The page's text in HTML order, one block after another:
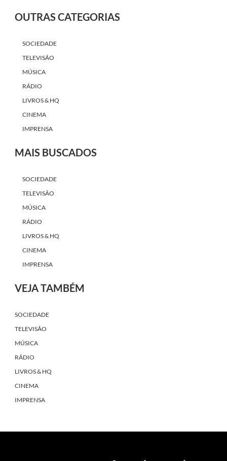
OUTRAS CATEGORIAS
SOCIEDADE
TELEVISÃO
MÚSICA
RÁDIO
LIVROS & HQ
CINEMA
IMPRENSA
MAIS BUSCADOS
SOCIEDADE
TELEVISÃO
MÚSICA
RÁDIO
LIVROS & HQ
CINEMA
IMPRENSA
VEJA TAMBÉM
SOCIEDADE
TELEVISÃO
MÚSICA
RÁDIO
LIVROS & HQ
CINEMA
IMPRENSA